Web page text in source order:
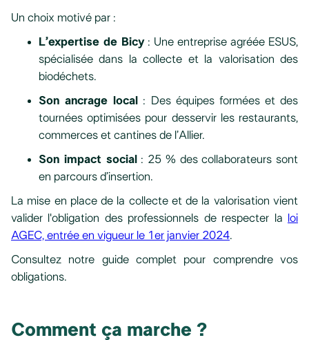
Un choix motivé par :
L’expertise de Bicy: Une entreprise agréée ESUS,
spécialisée dans la collecte et la valorisation des
biodéchets.
Son ancrage local
: Des équipes formées et des
tournées optimisées pour desservir les restaurants,
commerces et cantines de l’Allier.
Son impact social : 25 % des collaborateurs sont
en parcours d’insertion.
La mise en place de la collecte et de la valorisation vient
valider l'obligation des professionnels de respecter la loi
AGEC, entrée en vigueur le 1er janvier 2024.
Consultez notre guide complet pour comprendre vos
obligations.
Comment ça marche ?